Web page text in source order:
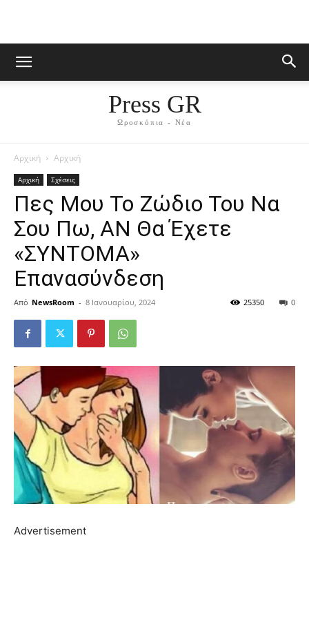
Press GR
Ωροσκόπια - Νέα
Αρχική Αρχική
Αρχική Σχέσεις
Πες Moυ Το Ζώδιο Toυ Να
Σου Πω, AN Θα Έχετε
«ΣYNTOMA»
Επαvασύvδεση
Από NewsRoom - 8 Ιανουαρίου, 2024 0
25350
Advertisement